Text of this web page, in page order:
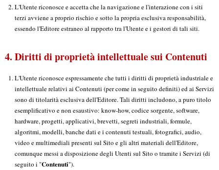
L'Utente riconosce e accetta che la navigazione e l'interazione con i siti
terzi avviene a proprio rischio e sotto la propria esclusiva responsabilità,
essendo l'Editore estraneo al rapporto tra l'Utente e i gestori di tali siti.
4. Diritti di proprietà intellettuale sui Contenuti
L'Utente riconosce espressamente che tutti i diritti di proprietà industriale e
intellettuale relativi ai Contenuti (per come in seguito definiti) ed ai Servizi
sono di titolarità esclusiva dell'Editore. Tali diritti includono, a puro titolo
esemplificativo e non esaustivo: know-how, codice sorgente, software,
hardware, progetti, applicativi, brevetti, segreti industriali, formule,
algoritmi, modelli, banche dati e i contenuti testuali, fotografici, audio,
video e multimediali presenti sul Sito e gli altri materiali dell'Editore,
comunque messi a disposizione degli Utenti sul Sito o tramite i Servizi (di
seguito i "Contenuti").